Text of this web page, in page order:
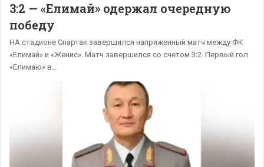
3:2 — «Елимай» одержал очередную
победу
НА стадионе Спартак завершился напряженный матч между ФК
«Елимай» и «Женис». Матч завершился со счетом 3:2. Первый гол
«Елимаю» в…